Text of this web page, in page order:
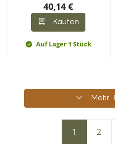
40,14 €
Kaufen
Auf Lager 1 Stück
Mehr
1 2